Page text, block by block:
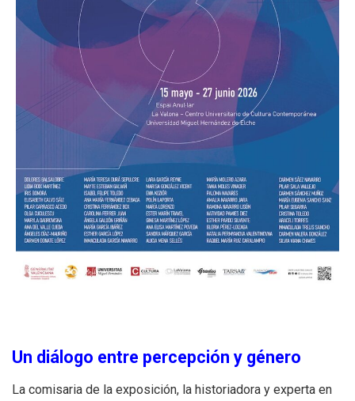
Un diálogo entre percepción y género
La comisaria de la exposición, la historiadora y experta en